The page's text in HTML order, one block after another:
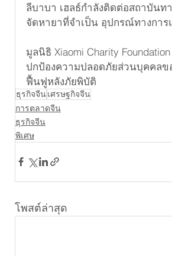
ลีบาบา เฮลธ์กำลังติดต่อสถาบันท
จัดหายาที่จำเป็น อุปกรณ์ทางกา
มูลนิธิ Xiaomi Charity
ปกป้องความปลอดภัยส่วนบุคคล
ฟื้นฟูหลังภัยพิบัติ
ธุรกิจจีน เศรษฐกิจจีน
การตลาดจีน
ธุรกิจจีน
พิเศษ
โพสต์ล่าสุด